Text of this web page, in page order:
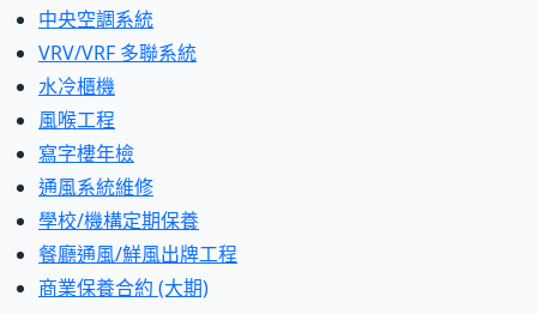
中央空調系統
VRV/VRF 多聯系統
水冷櫃機
風喉工程
寫字樓年檢
通風系統維修
學校/機構定期保養
餐廳通風/鮮風出牌工程
商業保養合約 (大期)